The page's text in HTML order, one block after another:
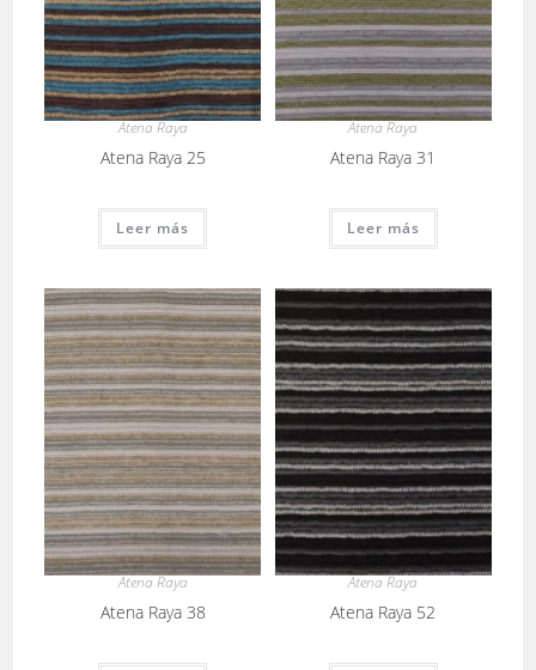
Atena Raya
Atena Raya 25
Leer más
Atena Raya
Atena Raya 31
Leer más
Atena Raya
Atena Raya 38
Atena Raya
Atena Raya 52